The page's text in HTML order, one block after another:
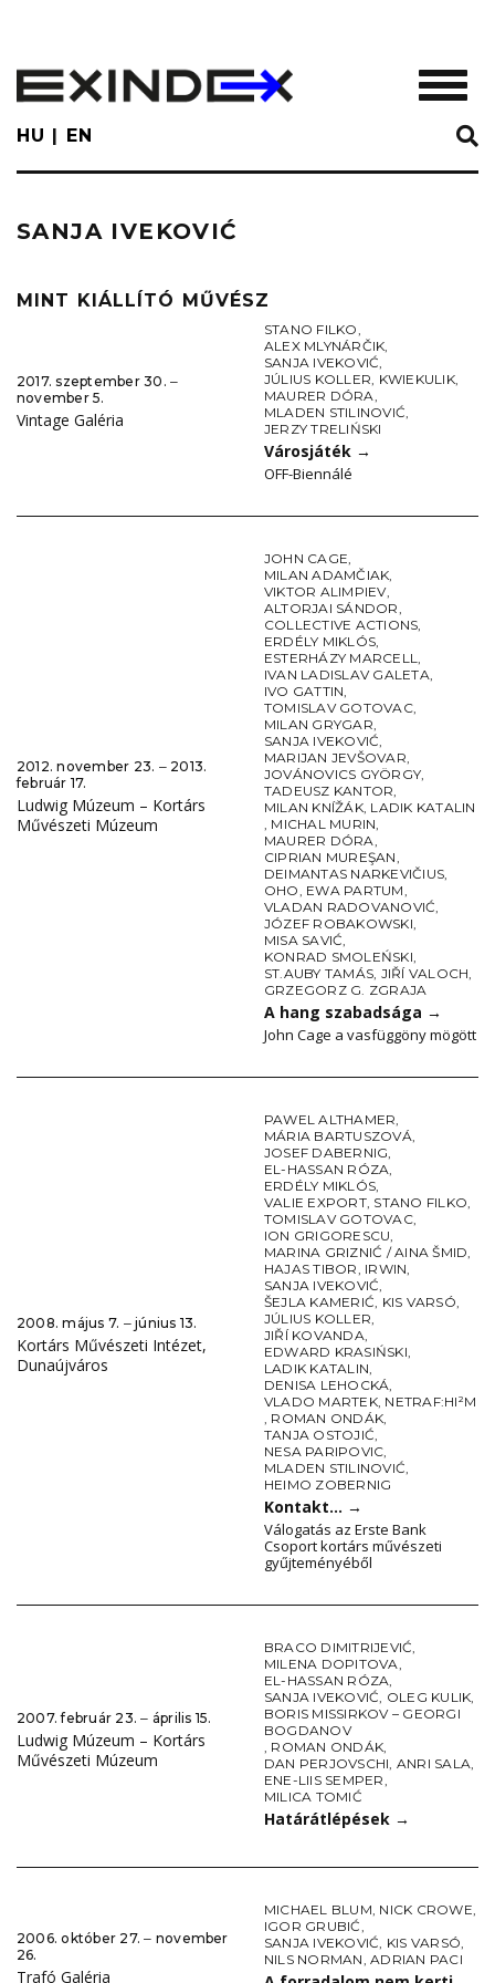
main
content
HU EN
SANJA IVEKOVIĆ
MINT KIÁLLÍTÓ MŰVÉSZ
2017. szeptember 30. ‒
november 5.
Vintage Galéria
STANO FILKO,
ALEX MLYNÁRČIK,
SANJA IVEKOVIĆ,
JÚLIUS KOLLER, KWIEKULIK,
MAURER DÓRA,
MLADEN STILINOVIĆ,
JERZY TRELIŃSKI
Városjáték →
OFF-Biennálé
2012. november 23. ‒ 2013.
február 17.
Ludwig Múzeum – Kortárs
Művészeti Múzeum
JOHN CAGE,
MILAN ADAMČIAK,
VIKTOR ALIMPIEV,
ALTORJAI SÁNDOR,
COLLECTIVE ACTIONS,
ERDÉLY MIKLÓS,
ESTERHÁZY MARCELL,
IVAN LADISLAV GALETA,
IVO GATTIN,
TOMISLAV GOTOVAC,
MILAN GRYGAR,
SANJA IVEKOVIĆ,
MARIJAN JEVŠOVAR,
JOVÁNOVICS GYÖRGY,
TADEUSZ KANTOR,
MILAN KNÍŽÁK, LADIK KATALIN
, MICHAL MURIN,
MAURER DÓRA,
CIPRIAN MUREŞAN,
DEIMANTAS NARKEVIČIUS,
OHO, EWA PARTUM,
VLADAN RADOVANOVIĆ,
JÓZEF ROBAKOWSKI,
MISA SAVIĆ,
KONRAD SMOLEŃSKI,
ST.AUBY TAMÁS, JIŘÍ VALOCH,
GRZEGORZ G. ZGRAJA
A hang szabadsága →
John Cage a vasfüggöny mögött
2008. május 7. ‒ június 13.
Kortárs Művészeti Intézet,
Dunaújváros
PAWEL ALTHAMER,
MÁRIA BARTUSZOVÁ,
JOSEF DABERNIG,
EL-HASSAN RÓZA,
ERDÉLY MIKLÓS,
VALIE EXPORT, STANO FILKO,
TOMISLAV GOTOVAC,
ION GRIGORESCU,
MARINA GRIZNIĆ / AINA ŠMID,
HAJAS TIBOR, IRWIN,
SANJA IVEKOVIĆ,
ŠEJLA KAMERIĆ, KIS VARSÓ,
JÚLIUS KOLLER,
JIŘÍ KOVANDA,
EDWARD KRASIŃSKI,
LADIK KATALIN,
DENISA LEHOCKÁ,
VLADO MARTEK, NETRAF:HI²M
, ROMAN ONDÁK,
TANJA OSTOJIĆ,
NESA PARIPOVIC,
MLADEN STILINOVIĆ,
HEIMO ZOBERNIG
Kontakt… →
Válogatás az Erste Bank
Csoport kortárs művészeti
gyűjteményéből
2007. február 23. ‒ április 15.
Ludwig Múzeum – Kortárs
Művészeti Múzeum
BRACO DIMITRIJEVIĆ,
MILENA DOPITOVA,
EL-HASSAN RÓZA,
SANJA IVEKOVIĆ, OLEG KULIK,
BORIS MISSIRKOV – GEORGI
BOGDANOV
, ROMAN ONDÁK,
DAN PERJOVSCHI, ANRI SALA,
ENE-LIIS SEMPER,
MILICA TOMIĆ
Határátlépések →
2006. október 27. ‒ november
26.
Trafó Galéria
MICHAEL BLUM, NICK CROWE,
IGOR GRUBIĆ,
SANJA IVEKOVIĆ, KIS VARSÓ,
NILS NORMAN,ADRIAN PACI